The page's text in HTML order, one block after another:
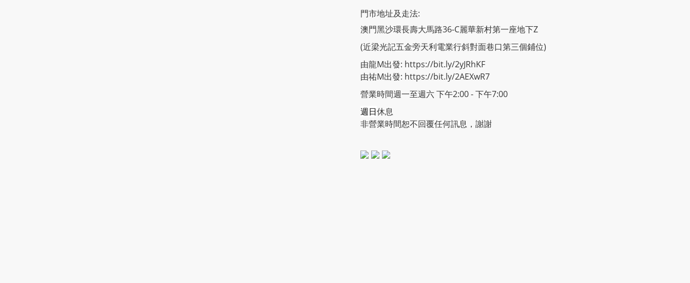
門市地址及走法:
澳門黑沙環長壽大馬路36-C麗華新村第一座地下Z
(近梁光記五金旁天利電業行斜對面巷口第三個鋪位)
由龍M出發: https://bit.ly/2yJRhKF
由祐M出發: https://bit.ly/2AEXwR7
營業時間週一至週六 下午2:00 - 下午7:00
週日休息
非營業時間恕不回覆任何訊息，謝謝